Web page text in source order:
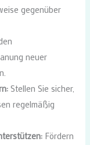
gegenüber
neuer
Stellen Sie sicher,
regelmäßig
Fördern